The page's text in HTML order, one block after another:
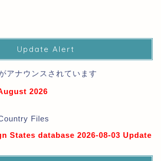
Update Alert
アナウンスされています
2026
Files
States database 2026-08-03 Update